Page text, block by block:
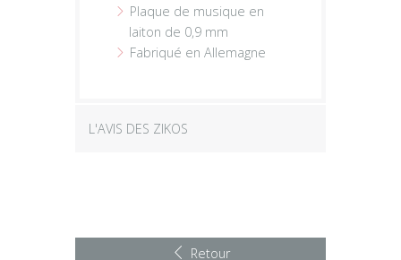
Plaque de musique en
laiton de 0,9 mm
Fabriqué en Allemagne
L'AVIS DES ZIKOS
Retour